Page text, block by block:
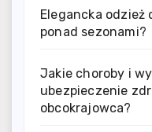
Elegancka odzież
ponad sezonami?
Jakie choroby i
ubezpieczenie
obcokrajowca?